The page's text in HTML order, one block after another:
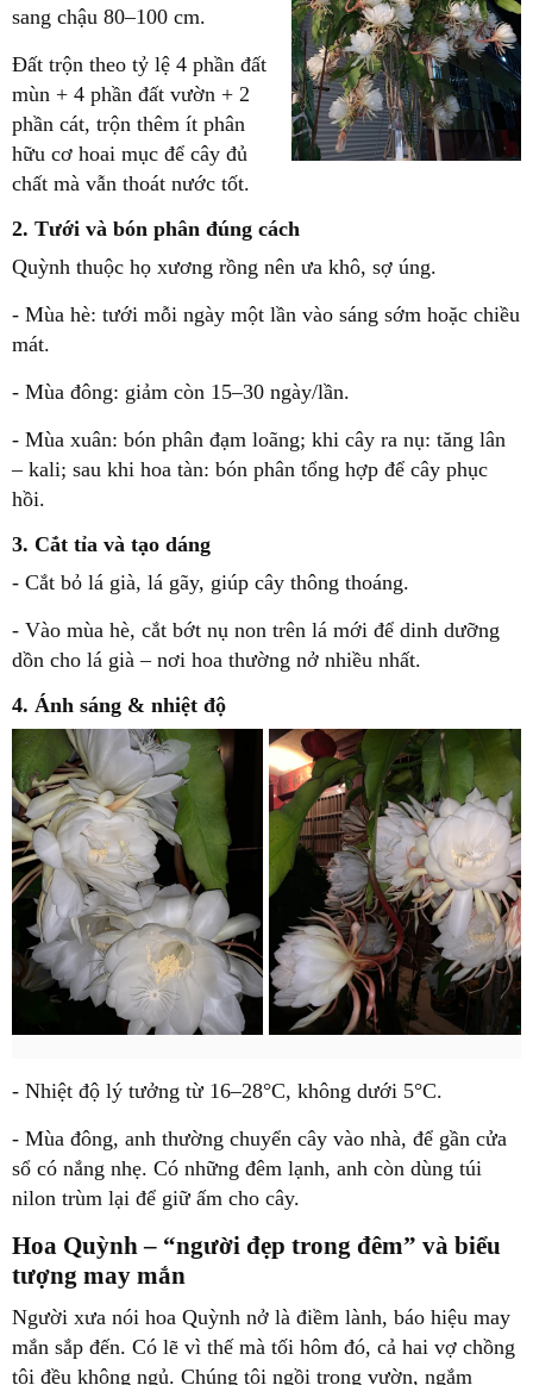
sang chậu 80–100 cm.
Đất trộn theo tỷ lệ 4 phần đất
mùn + 4 phần đất vườn + 2
phần cát, trộn thêm ít phân
hữu cơ hoai mục để cây đủ
chất mà vẫn thoát nước tốt.
2. Tưới và bón phân đúng cách
Quỳnh thuộc họ xương rồng nên ưa khô, sợ úng.
- Mùa hè: tưới mỗi ngày một lần vào sáng sớm hoặc chiều
mát.
- Mùa đông: giảm còn 15–30 ngày/lần.
- Mùa xuân: bón phân đạm loãng; khi cây ra nụ: tăng lân
– kali; sau khi hoa tàn: bón phân tổng hợp để cây phục
hồi.
3. Cắt tỉa và tạo dáng
- Cắt bỏ lá già, lá gãy, giúp cây thông thoáng.
- Vào mùa hè, cắt bớt nụ non trên lá mới để dinh dưỡng
dồn cho lá già – nơi hoa thường nở nhiều nhất.
4. Ánh sáng & nhiệt độ
- Nhiệt độ lý tưởng từ 16–28°C, không dưới 5°C.
- Mùa đông, anh thường chuyển cây vào nhà, để gần cửa
sổ có nắng nhẹ. Có những đêm lạnh, anh còn dùng túi
nilon trùm lại để giữ ấm cho cây.
Hoa Quỳnh – “người đẹp trong đêm” và biểu
tượng may mắn
Người xưa nói hoa Quỳnh nở là điềm lành, báo hiệu may
mắn sắp đến. Có lẽ vì thế mà tối hôm đó, cả hai vợ chồng
tôi đều không ngủ. Chúng tôi ngồi trong vườn, ngắm